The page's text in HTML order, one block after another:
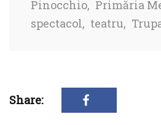
Pinocchio, Primăria
spectacol, teatru,
Share: